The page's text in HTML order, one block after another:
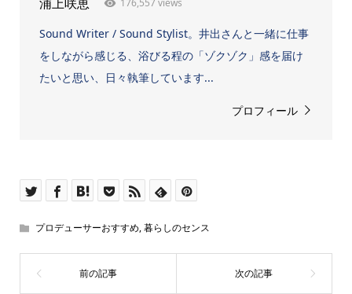
浦上咲恵 176,557 views
Sound Writer / Sound Stylist。井出さんと一緒に仕事
をしながら感じる、浴びる程の「ゾクゾク」感を届け
たいと思い、日々執筆しています...
プロフィール
プロデューサーおすすめ,暮らしのセンス